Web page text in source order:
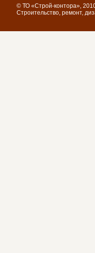
© ТО «Строй-контора»,
Строительство, ремонт,